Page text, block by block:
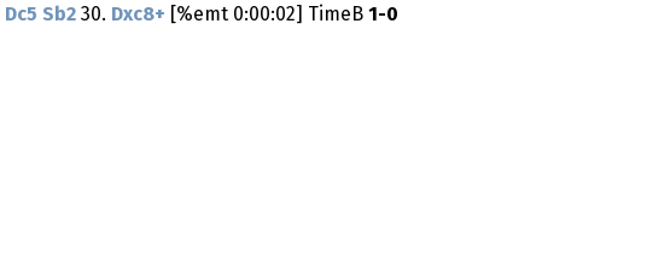
Dc5 Sb2 30. Dxc8+ [%emt 0:00:02] TimeB 1-0